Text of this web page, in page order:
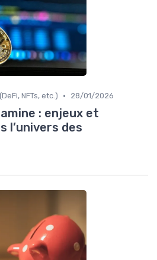
NFTs, etc.) • 28/01/2026
: enjeux et
l’univers des